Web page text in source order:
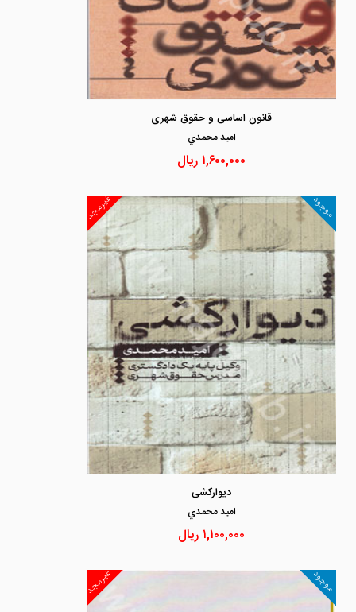
قانون اساسی و حقوق شهری
اميد محمدي
۱,۶۰۰,۰۰۰ ریال
غیرمجد موجود
دیوارکشی
اميد محمدي
۱,۱۰۰,۰۰۰ ریال
غیرمجد موجود